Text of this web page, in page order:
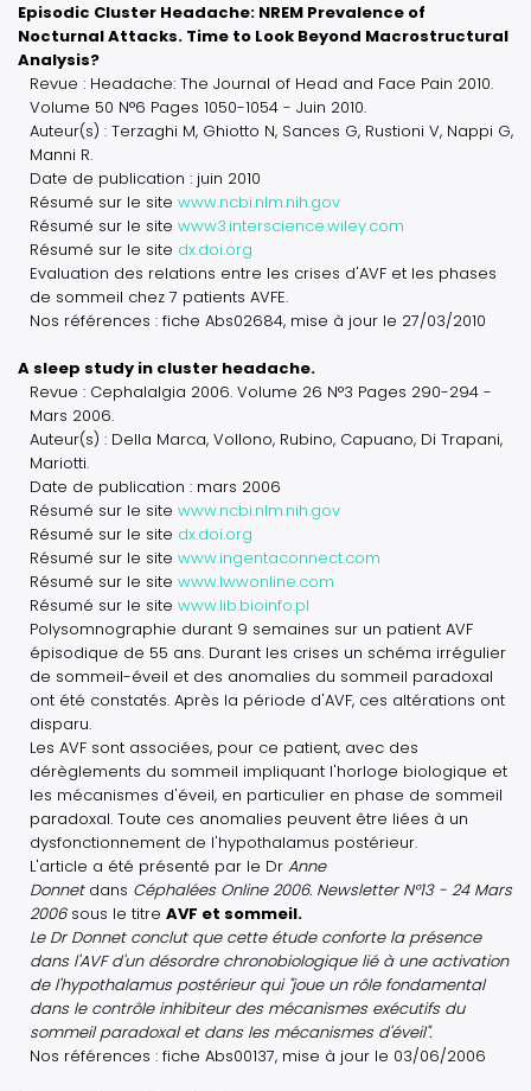
Episodic Cluster Headache: NREM Prevalence of
Nocturnal Attacks. Time to Look Beyond Macrostructural
Analysis?
Revue : Headache: The Journal of Head and Face Pain 2010.
Volume 50 N°6 Pages 1050-1054 - Juin 2010.
Auteur(s) : Terzaghi M, Ghiotto N, Sances G, Rustioni V, Nappi G,
Manni R.
Date de publication : juin 2010
Résumé sur le site www.ncbi.nlm.nih.gov
Résumé sur le site www3.interscience.wiley.com
Résumé sur le site dx.doi.org
Evaluation des relations entre les crises d'AVF et les phases
de sommeil chez 7 patients AVFE.
Nos références : fiche Abs02684, mise à jour le 27/03/2010
A sleep study in cluster headache.
Revue : Cephalalgia 2006. Volume 26 N°3 Pages 290-294 -
Mars 2006.
Auteur(s) : Della Marca, Vollono, Rubino, Capuano, Di Trapani,
Mariotti.
Date de publication : mars 2006
Résumé sur le site www.ncbi.nlm.nih.gov
Résumé sur le site dx.doi.org
Résumé sur le site www.ingentaconnect.com
Résumé sur le site www.lwwonline.com
Résumé sur le site www.lib.bioinfo.pl
Polysomnographie durant 9 semaines sur un patient AVF
épisodique de 55 ans. Durant les crises un schéma irrégulier
de sommeil-éveil et des anomalies du sommeil paradoxal
ont été constatés. Après la période d'AVF, ces altérations ont
disparu.
Les AVF sont associées, pour ce patient, avec des
dérèglements du sommeil impliquant l'horloge biologique et
les mécanismes d'éveil, en particulier en phase de sommeil
paradoxal. Toute ces anomalies peuvent être liées à un
dysfonctionnement de l'hypothalamus postérieur.
L'article a été présenté par le Dr Anne
Donnetdans Céphalées Online 2006. Newsletter N°13 - 24 Mars
2006sous le titre AVF et sommeil.
Le Dr Donnet conclut que cette étude conforte la présence
dans l'AVF d'un désordre chronobiologique lié à une activation
de l'hypothalamus postérieur qui "joue un rôle fondamental
dans le contrôle inhibiteur des mécanismes exécutifs du
sommeil paradoxal et dans les mécanismes d'éveil".
Nos références : fiche Abs00137, mise à jour le 03/06/2006